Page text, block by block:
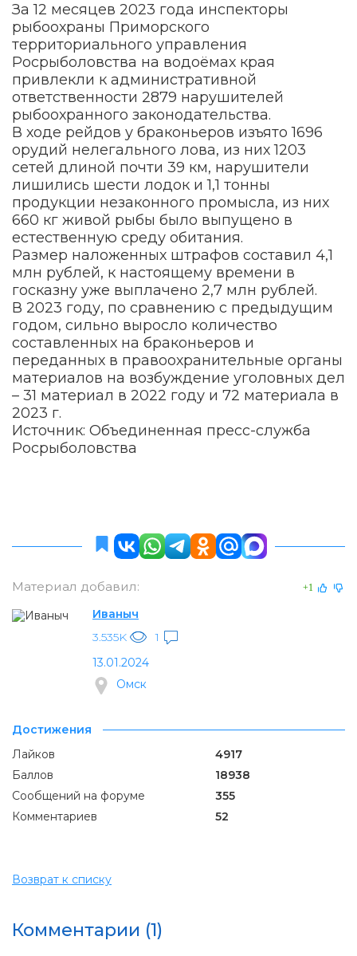
За 12 месяцев 2023 года инспекторы
рыбоохраны Приморского
территориального управления
Росрыболовства на водоёмах края
привлекли к административной
ответственности 2879 нарушителей
рыбоохранного законодательства.
В ходе рейдов у браконьеров изъято 1696
орудий нелегального лова, из них 1203
сетей длиной почти 39 км, нарушители
лишились шести лодок и 1,1 тонны
продукции незаконного промысла, из них
660 кг живой рыбы было выпущено в
естественную среду обитания.
Размер наложенных штрафов составил 4,1
млн рублей, к настоящему времени в
госказну уже выплачено 2,7 млн рублей.
В 2023 году, по сравнению с предыдущим
годом, сильно выросло количество
составленных на браконьеров и
переданных в правоохранительные органы
материалов на возбуждение уголовных дел
– 31 материал в 2022 году и 72 материала в
2023 г.
Источник: Объединенная пресс-служба
Росрыболовства
Материал добавил: +1
Иваныч
3.535K
1
13.01.2024
Омск
Достижения
Лайков
4917
Баллов
18938
Сообщений на форуме
355
Комментариев
52
Возврат к списку
Комментарии (1)